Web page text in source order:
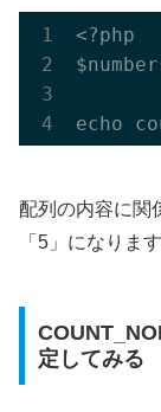
<?php
echo
配列の内容に関
「5」になります
定してみる